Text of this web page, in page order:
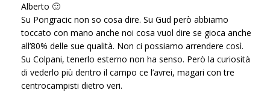
Alberto 🙂
Su Pongracic non so cosa dire. Su Gud però abbiamo
toccato con mano anche noi cosa vuol dire se gioca anche
all’80% delle sue qualità. Non ci possiamo arrendere così.
Su Colpani, tenerlo esterno non ha senso. Però la curiosità
di vederlo più dentro il campo ce l’avrei, magari con tre
centrocampisti dietro veri.